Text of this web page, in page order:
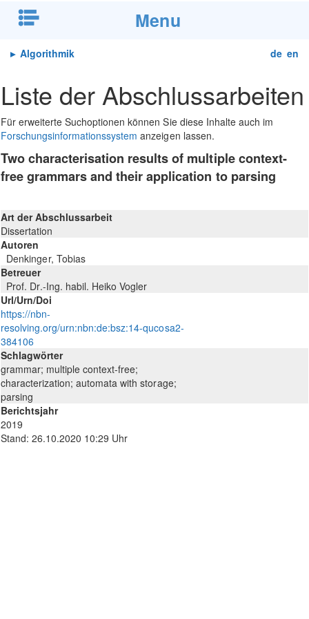
Menu
▸ Algorithmik de en
Liste der Abschlussarbeiten
Für erweiterte Suchoptionen können Sie diese Inhalte auch im
Forschungsinformationssystem anzeigen lassen.
Two characterisation results of multiple context-
free grammars and their application to parsing
Art der Abschlussarbeit
Dissertation
Autoren
Denkinger, Tobias
Betreuer
Prof. Dr.-Ing. habil. Heiko Vogler
Url/Urn/Doi
https://nbn-
resolving.org/urn:nbn:de:bsz:14-qucosa2-
384106
Schlagwörter
grammar; multiple context-free;
characterization; automata with storage;
parsing
Berichtsjahr
2019
Stand: 26.10.2020 10:29 Uhr